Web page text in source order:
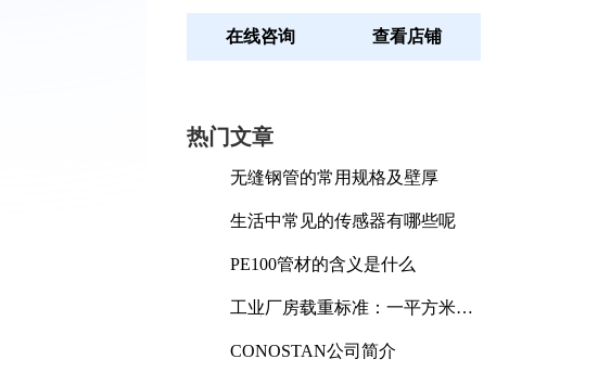
在线咨询 查看店铺
热门文章
无缝钢管的常用规格及壁厚
生活中常见的传感器有哪些呢
PE100管材的含义是什么
工业厂房载重标准：一平方米能
CONOSTAN公司简介